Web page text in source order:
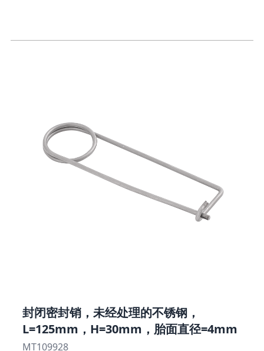
封闭密封销，未经处理的不锈钢，
L=125mm，H=30mm，胎面直径=4mm
MT109928